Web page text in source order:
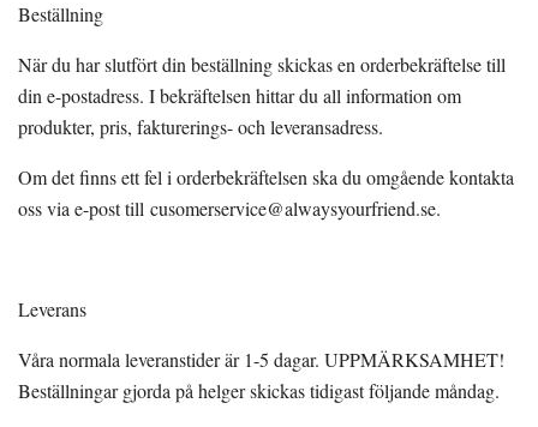
Beställning
När du har slutfört din beställning skickas en orderbekräftelse till
din e-postadress. I bekräftelsen hittar du all information om
produkter, pris, fakturerings- och leveransadress.
Om det finns ett fel i orderbekräftelsen ska du omgående kontakta
oss via e-post till cusomerservice@alwaysyourfriend.se.
Leverans
Våra normala leveranstider är 1-5 dagar. UPPMÄRKSAMHET!
Beställningar gjorda på helger skickas tidigast följande måndag.